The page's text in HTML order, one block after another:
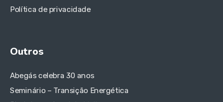
Política de privacidade
Outros
Abegás celebra 30 anos
Seminário – Transição Energética